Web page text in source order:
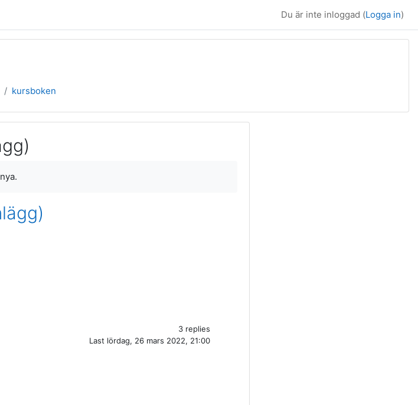
Du är inte inloggad (Logga in)
kursboken
3 replies
Last lördag, 26 mars 2022, 21:00